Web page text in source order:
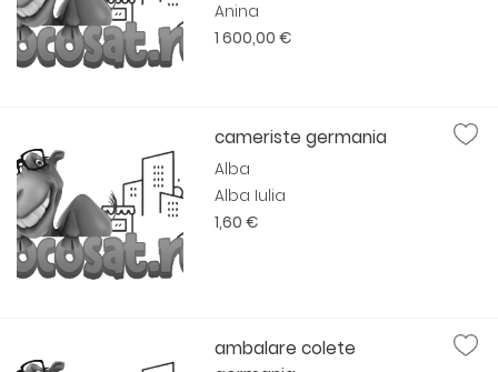
Anina
1 600,00 €
cameriste germania
Alba
Alba Iulia
1,60 €
ambalare colete